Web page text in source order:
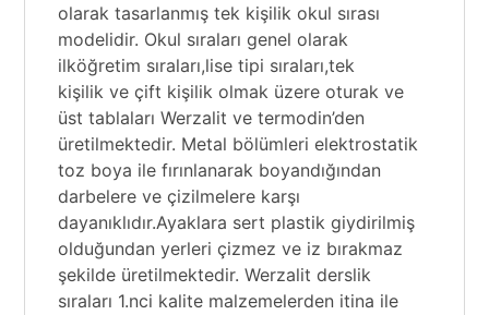
olarak tasarlanmış tek kişilik okul sırası
modelidir. Okul sıraları genel olarak
ilköğretim sıraları,lise tipi sıraları,tek
kişilik ve çift kişilik olmak üzere oturak ve
üst tablaları Werzalit ve termodin’den
üretilmektedir. Metal bölümleri elektrostatik
toz boya ile fırınlanarak boyandığından
darbelere ve çizilmelere karşı
dayanıklıdır.Ayaklara sert plastik giydirilmiş
olduğundan yerleri çizmez ve iz bırakmaz
şekilde üretilmektedir. Werzalit derslik
sıraları 1.nci kalite malzemelerden itina ile